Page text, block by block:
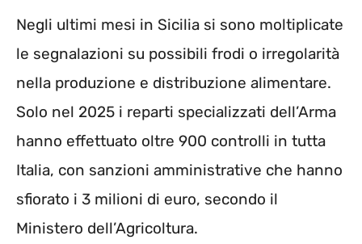
Negli ultimi mesi in Sicilia si sono moltiplicate
le segnalazioni su possibili frodi o irregolarità
nella produzione e distribuzione alimentare.
Solo nel 2025 i reparti specializzati dell’Arma
hanno effettuato oltre 900 controlli in tutta
Italia, con sanzioni amministrative che hanno
sfiorato i 3 milioni di euro, secondo il
Ministero dell’Agricoltura.